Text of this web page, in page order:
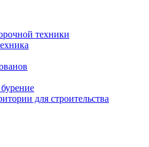
техники
для строительства